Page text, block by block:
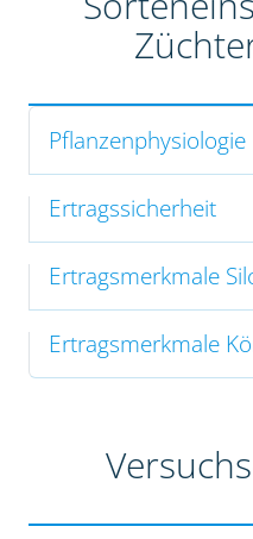
Pflanzenphysiologie
Ertragssicherheit
Ertragsmerkmale
Ertragsmerkmale